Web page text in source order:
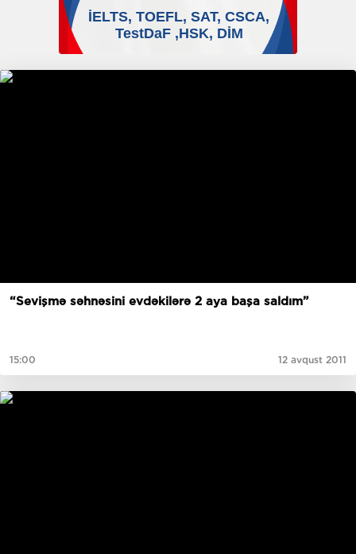
“Sevişmə səhnəsini evdəkilərə 2 aya başa saldım”
15:00 12 avqust 2011